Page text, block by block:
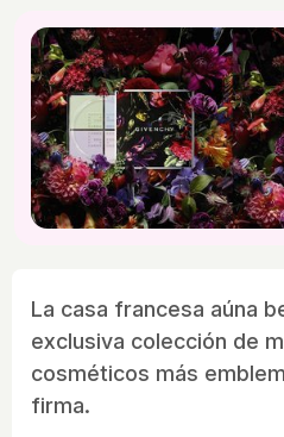
La casa francesa aúna
exclusiva colección de
cosméticos más
firma.